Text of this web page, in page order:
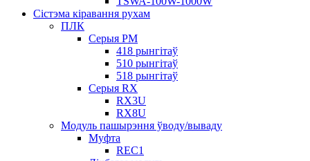
Сістэма кіравання рухам
ПЛК
Серыя РМ
418 рынгітаў
510 рынгітаў
518 рынгітаў
Серыя RX
RX3U
RX8U
Модуль пашырэння ўводу/вываду
Муфта
REC1